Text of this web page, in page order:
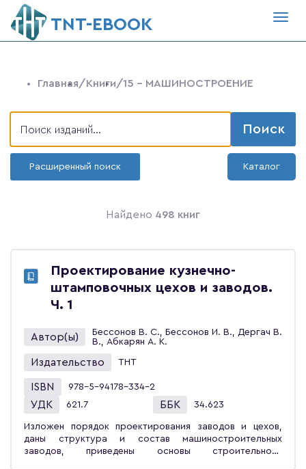
ТNT-EBOOK
Главная/Книги/15 - МАШИНОСТРОЕНИЕ
Поиск
Расширенный поиск Каталог
Найдено 498 книг
Проектирование кузнечно-
штамповочных цехов и заводов.
Ч. 1
Автор(ы)
Бессонов В. С., Бессонов И. В., Дергач В.
В., Абкарян А. К.
Издательство ТНТ
ISBN 978-5-94178-334-2
УДК 621.7 ББК 34.623
Изложен порядок проектирования заводов и цехов,
даны структура и состав машиностроительных
заводов, приведены основы строительного